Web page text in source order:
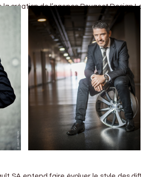
la création de l’agence Peugeot Design